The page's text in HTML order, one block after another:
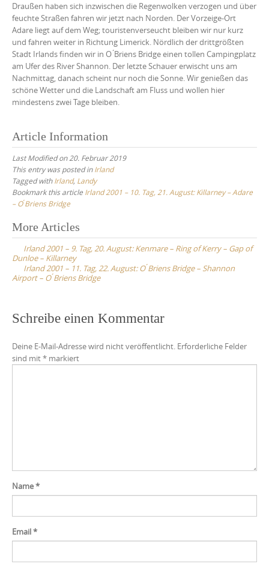
Draußen haben sich inzwischen die Regenwolken verzogen und über
feuchte Straßen fahren wir jetzt nach Norden. Der Vorzeige-Ort
Adare liegt auf dem Weg; touristenverseucht bleiben wir nur kurz
und fahren weiter in Richtung Limerick. Nördlich der drittgrößten
Stadt Irlands finden wir in O ́Briens Bridge einen tollen Campingplatz
am Ufer des River Shannon. Der letzte Schauer erwischt uns am
Nachmittag, danach scheint nur noch die Sonne. Wir genießen das
schöne Wetter und die Landschaft am Fluss und wollen hier
mindestens zwei Tage bleiben.
Article Information
Last Modified on 20. Februar 2019
This entry was posted inIrland
Tagged withIrland, Landy
Bookmark this article Irland 2001 – 10. Tag, 21. August: Killarney – Adare
– O ́Briens Bridge
Post
navigation
More Articles
Irland 2001 – 9. Tag, 20. August: Kenmare – Ring of Kerry – Gap of
Dunloe – Killarney
Irland 2001 – 11. Tag, 22. August: O ́Briens Bridge – Shannon
Airport – O ́Briens Bridge
Schreibe einen Kommentar
Deine E-Mail-Adresse wird nicht veröffentlicht. Erforderliche Felder
sind mit* markiert
Name*
Email*